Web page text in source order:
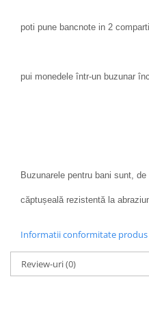
poti pune bancnote in 2
pui monedele într-un buzunar
Buzunarele pentru bani sunt,
căptușeală rezistentă la
Informatii conformitate produs
Review-uri(0)